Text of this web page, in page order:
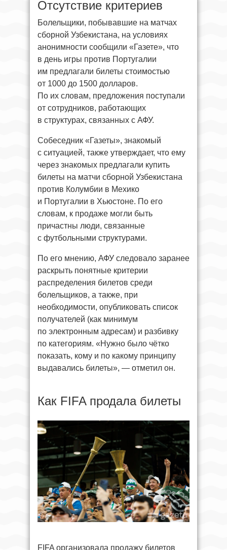
Отсутствие критериев
Болельщики, побывавшие на матчах
сборной Узбекистана, на условиях
анонимности сообщили «Газете», что
в день игры против Португалии
им предлагали билеты стоимостью
от 1000 до 1500 долларов.
По их словам, предложения поступали
от сотрудников, работающих
в структурах, связанных с АФУ.
Собеседник «Газеты», знакомый
с ситуацией, также утверждает, что ему
через знакомых предлагали купить
билеты на матчи сборной Узбекистана
против Колумбии в Мехико
и Португалии в Хьюстоне. По его
словам, к продаже могли быть
причастны люди, связанные
с футбольными структурами.
По его мнению, АФУ следовало заранее
раскрыть понятные критерии
распределения билетов среди
болельщиков, а также, при
необходимости, опубликовать список
получателей (как минимум
по электронным адресам) и разбивку
по категориям. «Нужно было чётко
показать, кому и по какому принципу
выдавались билеты», — отметил он.
Как FIFA продала билеты
FIFA организовала продажу билетов